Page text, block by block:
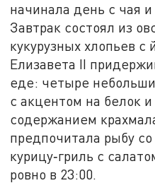
начинала день с чая
Завтрак состоял из
кукурузных хлопьев с
Елизавета II
еде: четыре
с акцентом на белок
содержанием
предпочитала рыбу
курицу‑гриль с
ровно в 23:00.